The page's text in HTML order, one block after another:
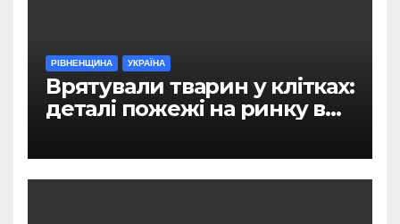
РІВНЕНЩИНА УКРАЇНА
Врятували тварин у клітках:
деталі пожежі на ринку в